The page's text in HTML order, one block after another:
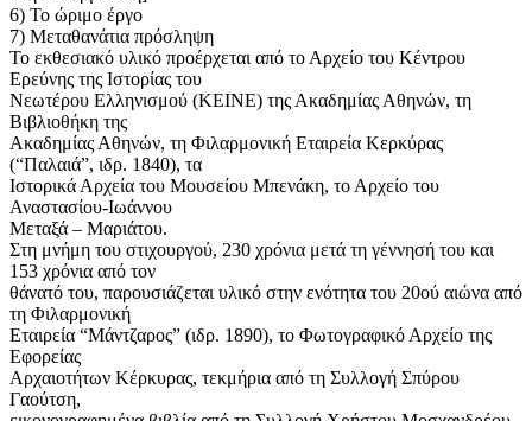
6) Το ώριμο έργο
7) Μεταθανάτια πρόσληψη
Το εκθεσιακό υλικό προέρχεται από το Αρχείο του Κέντρου
Ερεύνης της Ιστορίας του
Νεωτέρου Ελληνισμού (ΚΕΙΝΕ) της Ακαδημίας Αθηνών, τη
Βιβλιοθήκη της
Ακαδημίας Αθηνών, τη Φιλαρμονική Εταιρεία Κερκύρας
(“Παλαιά”, ιδρ. 1840), τα
Ιστορικά Αρχεία του Μουσείου Μπενάκη, το Αρχείο του
Αναστασίου-Ιωάννου
Μεταξά – Μαριάτου.
Στη μνήμη του στιχουργού, 230 χρόνια μετά τη γέννησή του και
153 χρόνια από τον
θάνατό του, παρουσιάζεται υλικό στην ενότητα του 20ού αιώνα από
τη Φιλαρμονική
Εταιρεία “Μάντζαρος” (ιδρ. 1890), το Φωτογραφικό Αρχείο της
Εφορείας
Αρχαιοτήτων Κέρκυρας, τεκμήρια από τη Συλλογή Σπύρου
Γαούτση,